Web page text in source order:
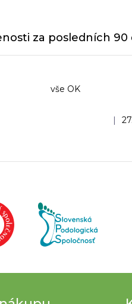
za posledních 90
Hodnocení |
vše OK